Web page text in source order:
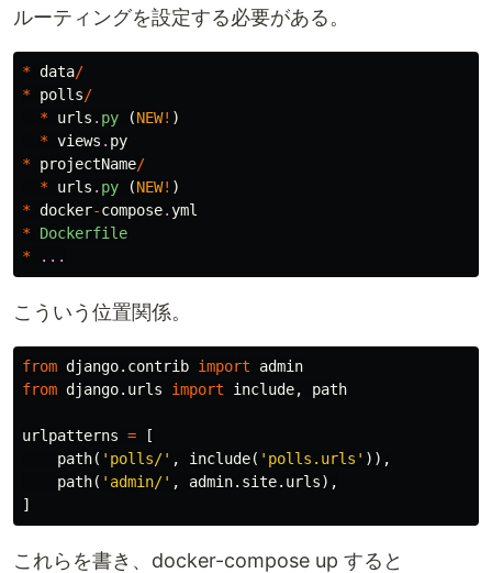
ルーティングを設定する必要がある。
* data/
* polls/
* urls . py (NEW! )
* views . py
* projectName/
* urls . py (NEW! )
* docker-compose.yml
* Dockerfile
*
...
こういう位置関係。
from django.contrib import
admin
from django.urls import include, path
urlpatterns =
[
path( 'polls/' , include( 'polls.urls' )),
path( 'admin/' , admin. site. urls),
]
これらを書き、docker-compose up すると